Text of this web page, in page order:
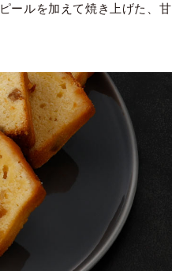
ールを加えて焼き上げた、甘